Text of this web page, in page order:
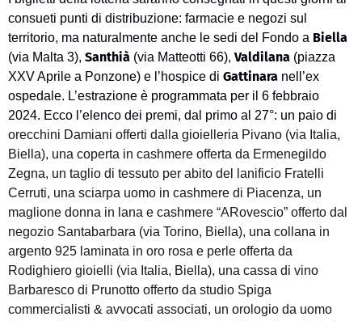
consueti punti di distribuzione: farmacie e negozi sul
territorio, ma naturalmente anche le sedi del Fondo a Biella
(via Malta 3), Santhià (via Matteotti 66), Valdilana (piazza
XXV Aprile a Ponzone) e l’hospice di Gattinara nell’ex
ospedale. L’estrazione è programmata per il 6 febbraio
2024. Ecco l’elenco dei premi, dal primo al 27°: un paio di
orecchini Damiani offerti dalla gioielleria Pivano (via Italia,
Biella), una coperta in cashmere offerta da Ermenegildo
Zegna, un taglio di tessuto per abito del lanificio Fratelli
Cerruti, una sciarpa uomo in cashmere di Piacenza, un
maglione donna in lana e cashmere “ARovescio” offerto dal
negozio Santabarbara (via Torino, Biella), una collana in
argento 925 laminata in oro rosa e perle offerta da
Rodighiero gioielli (via Italia, Biella), una cassa di vino
Barbaresco di Prunotto offerto da studio Spiga
commercialisti & avvocati associati, un orologio da uomo